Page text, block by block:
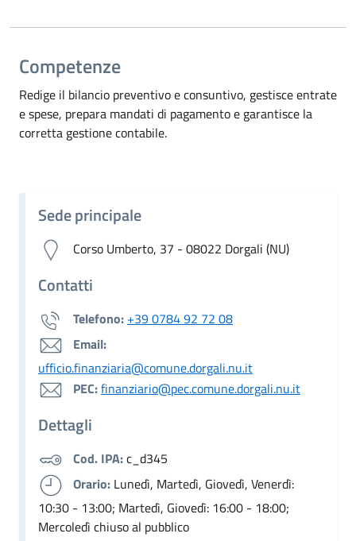
Competenze
Redige il bilancio preventivo e consuntivo, gestisce entrate
e spese, prepara mandati di pagamento e garantisce la
corretta gestione contabile.
Sede principale
Corso Umberto, 37 - 08022 Dorgali (NU)
Contatti
Telefono: +39 0784 92 72 08
Email:
ufficio.finanziaria@comune.dorgali.nu.it
PEC:finanziario@pec.comune.dorgali.nu.it
Dettagli
Cod. IPA:c_d345
Orario: Lunedì, Martedì, Giovedì, Venerdì:
10:30 - 13:00; Martedì, Giovedì: 16:00 - 18:00;
Mercoledì chiuso al pubblico